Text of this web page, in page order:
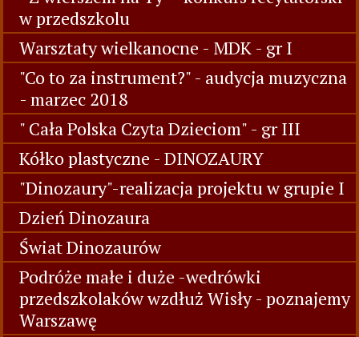
w przedszkolu
Warsztaty wielkanocne - MDK - gr I
"Co to za instrument?" - audycja muzyczna
- marzec 2018
" Cała Polska Czyta Dzieciom" - gr III
Kółko plastyczne - DINOZAURY
"Dinozaury"-realizacja projektu w grupie I
Dzień Dinozaura
Świat Dinozaurów
Podróże małe i duże -wedrówki
przedszkolaków wzdłuż Wisły - poznajemy
Warszawę